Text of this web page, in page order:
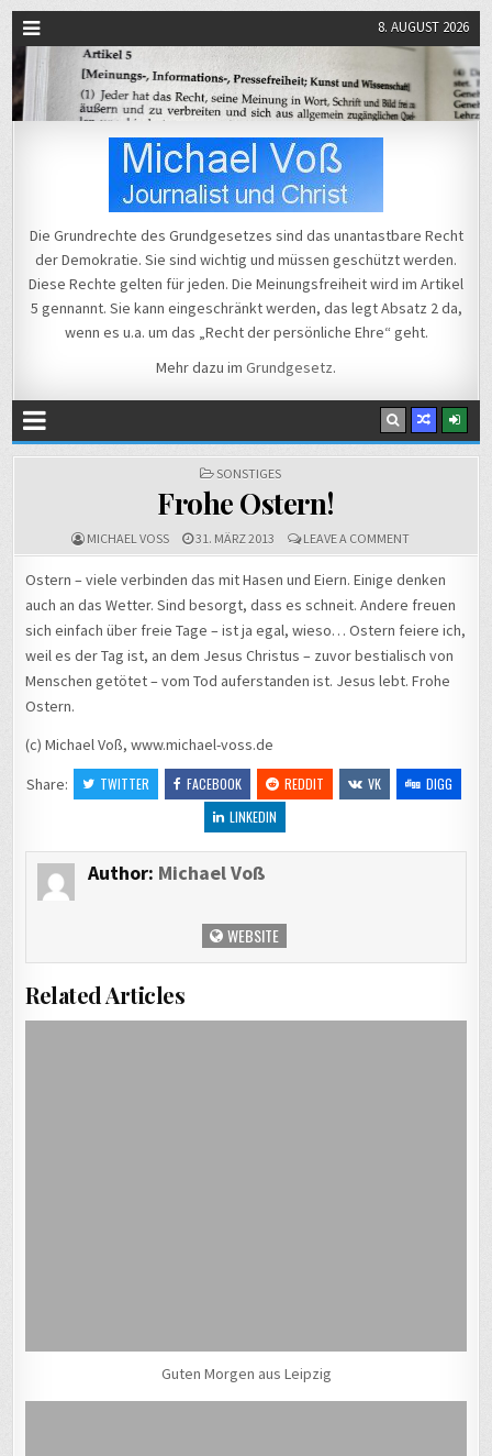
8. AUGUST 2026
Michael Voß
Die Grundrechte des Grundgesetzes sind das unantastbare Recht
der Demokratie. Sie sind wichtig und müssen geschützt werden.
Diese Rechte gelten für jeden. Die Meinungsfreiheit wird im Artikel
5 gennannt. Sie kann eingeschränkt werden, das legt Absatz 2 da,
wenn es u.a. um das „Recht der persönliche Ehre“ geht.
Mehr dazu im Grundgesetz.
POSTED
SONSTIGES
Frohe Ostern!
MICHAEL VOSS 31. MÄRZ 2013 LEAVE A COMMENTON
FROHE
OSTERN!
Ostern – viele verbinden das mit Hasen und Eiern. Einige denken
auch an das Wetter. Sind besorgt, dass es schneit. Andere freuen
sich einfach über freie Tage – ist ja egal, wieso… Ostern feiere ich,
weil es der Tag ist, an dem Jesus Christus – zuvor bestialisch von
Menschen getötet – vom Tod auferstanden ist. Jesus lebt. Frohe
Ostern.
(c) Michael Voß, www.michael-voss.de
Share:
TWITTER FACEBOOK REDDIT VK
DIGG
LINKEDIN
Author: Michael Voß
WEBSITE
Related Articles
Guten Morgen aus Leipzig